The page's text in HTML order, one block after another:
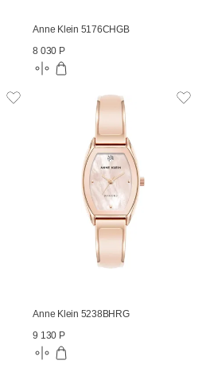
Anne Klein 5176CHGB
8 030 Р
Anne Klein 5238BHRG
9 130 Р